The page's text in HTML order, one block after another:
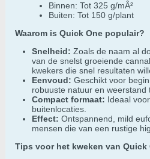
Binnen: Tot 325 g/mÂ²
Buiten: Tot 150 g/plant
Waarom is Quick One populair?
Snelheid: Zoals de naam al
van de snelst groeiende
kwekers die snel resultaten
Eenvoud: Geschikt voor
robuuste natuur en weerstand
Compact formaat: Ideaal
buitenlocaties.
Effect: Ontspannend, mild
mensen die van een rustige
Tips voor het kweken van Quick